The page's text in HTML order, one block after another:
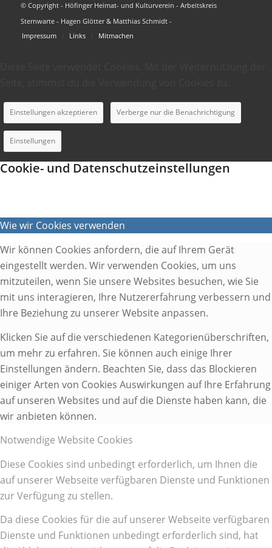
© Copyright - Höfinger Heimat- und Kulturverein - Arbeitskreis
Sternwarte - Hagen Glötter & Matthias Schmidt -
Impressum
Links Mitmachen
Einstellungen akzeptieren Verberge nur die Benachrichtigung
Einstellungen
Cookie- und Datenschutzeinstellungen
Wie wir Cookies verwenden
Wir können Cookies anfordern, die auf Ihrem Gerät
eingestellt werden. Wir verwenden Cookies, um uns
mitzuteilen, wenn Sie unsere Websites besuchen, wie Sie
mit uns interagieren, Ihre Nutzererfahrung verbessern und
Ihre Beziehung zu unserer Website anpassen.
Klicken Sie auf die verschiedenen Kategorienüberschriften,
um mehr zu erfahren. Sie können auch einige Ihrer
Einstellungen ändern. Beachten Sie, dass das Blockieren
einiger Arten von Cookies Auswirkungen auf Ihre Erfahrung
auf unseren Websites und auf die Dienste haben kann, die
wir anbieten können.
Notwendige Website Cookies
Diese Cookies sind unbedingt erforderlich, um Ihnen die
auf unserer Webseite verfügbaren Dienste und Funktionen
zur Verfügung zu stellen.
Da diese Cookies für die auf unserer Webseite verfügbaren
Dienste und Funktionen unbedingt erforderlich sind, hat